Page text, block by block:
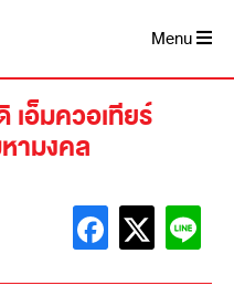
Menu
เอ็มควอเทียร์
ามงคล